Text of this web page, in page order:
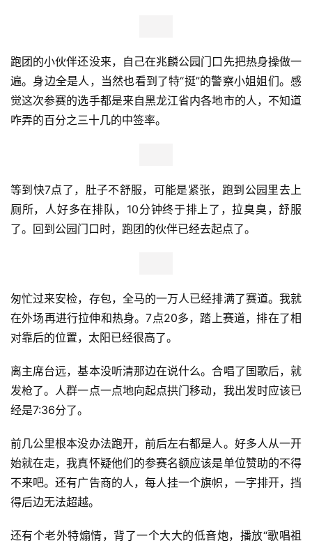
跑团的小伙伴还没来，自己在兆麟公园门口先把热身操做一
遍。身边全是人，当然也看到了特“挺”的警察小姐姐们。感
觉这次参赛的选手都是来自黑龙江省内各地市的人，不知道
咋弄的百分之三十几的中签率。
等到快7点了，肚子不舒服，可能是紧张，跑到公园里去上
厕所，人好多在排队，10分钟终于排上了，拉臭臭，舒服
了。回到公园门口时，跑团的伙伴已经去起点了。
匆忙过来安检，存包，全马的一万人已经排满了赛道。我就
在外场再进行拉伸和热身。7点20多，踏上赛道，排在了相
对靠后的位置，太阳已经很高了。
离主席台远，基本没听清那边在说什么。合唱了国歌后，就
发枪了。人群一点一点地向起点拱门移动，我出发时应该已
经是7:36分了。
前几公里根本没办法跑开，前后左右都是人。好多人从一开
始就在走，我真怀疑他们的参赛名额应该是单位赞助的不得
不来吧。还有广告商的人，每人挂一个旗帜，一字排开，挡
得后边无法超越。
还有个老外特煽情，背了一个大大的低音炮，播放“歌唱祖